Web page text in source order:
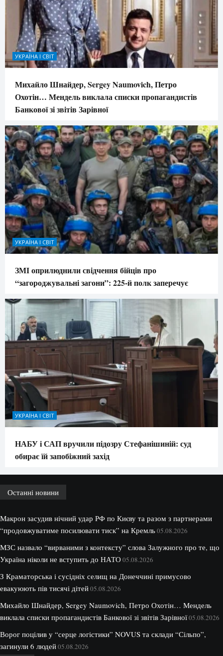
УКРАЇНА І СВІТ
Михайло Шнайдер, Sergey Naumovich, Петро
Охотін… Мендель виклала списки пропагандистів
Банкової зі звітів Зарівної
УКРАЇНА І СВІТ
ЗМІ оприлюднили свідчення бійців про
“загороджувальні загони”: 225-й полк заперечує
УКРАЇНА І СВІТ
НАБУ і САП вручили підозру Стефанішиній: суд
обирає їй запобіжний захід
Останні новини
Макрон засудив нічний удар РФ по Києву та разом з партнерами
“продовжуватиме посилювати тиск” на Кремль05.08.2026
МЗС назвало “вирваними з контексту” слова Залужного про те, що
Україна ніколи не вступить до НАТО05.08.2026
З Краматорська і сусідніх селищ на Донеччині примусово
евакуюють пів тисячі дітей05.08.2026
Михайло Шнайдер, Sergey Naumovich, Петро Охотін… Мендель
виклала списки пропагандистів Банкової зі звітів Зарівної05.08.2026
Ворог поцілив у “серце логістики” NOVUS та склади “Сільпо”,
загинули 6 людей05.08.2026